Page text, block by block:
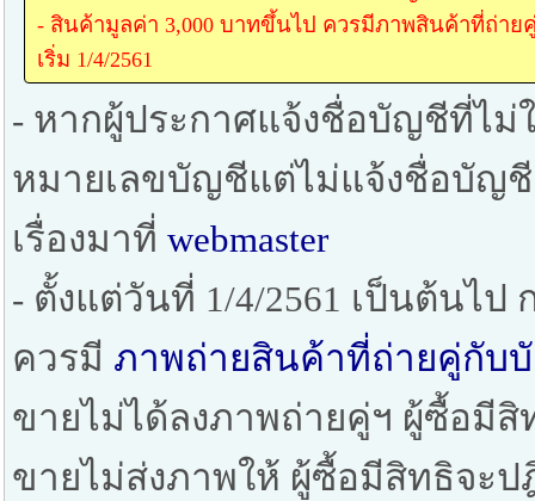
- สินค้ามูลค่า 3,000 บาทขึ้นไป ควรมีภาพสินค้าที่ถ่า
เริ่ม 1/4/2561
- หากผู้ประกาศแจ้งชื่อบัญชีที่ไ
หมายเลขบัญชีแต่ไม่แจ้งชื่อบัญชี
เรื่องมาที่ webmaster
- ตั้งแต่วันที่ 1/4/2561 เป็นต้นไ
ควรมี ภาพถ่ายสินค้าที่ถ่ายคู่กับ
ขายไม่ได้ลงภาพถ่ายคู่ฯ ผู้ซื้อมี
ขายไม่ส่งภาพให้ ผู้ซื้อมีสิทธิจะป